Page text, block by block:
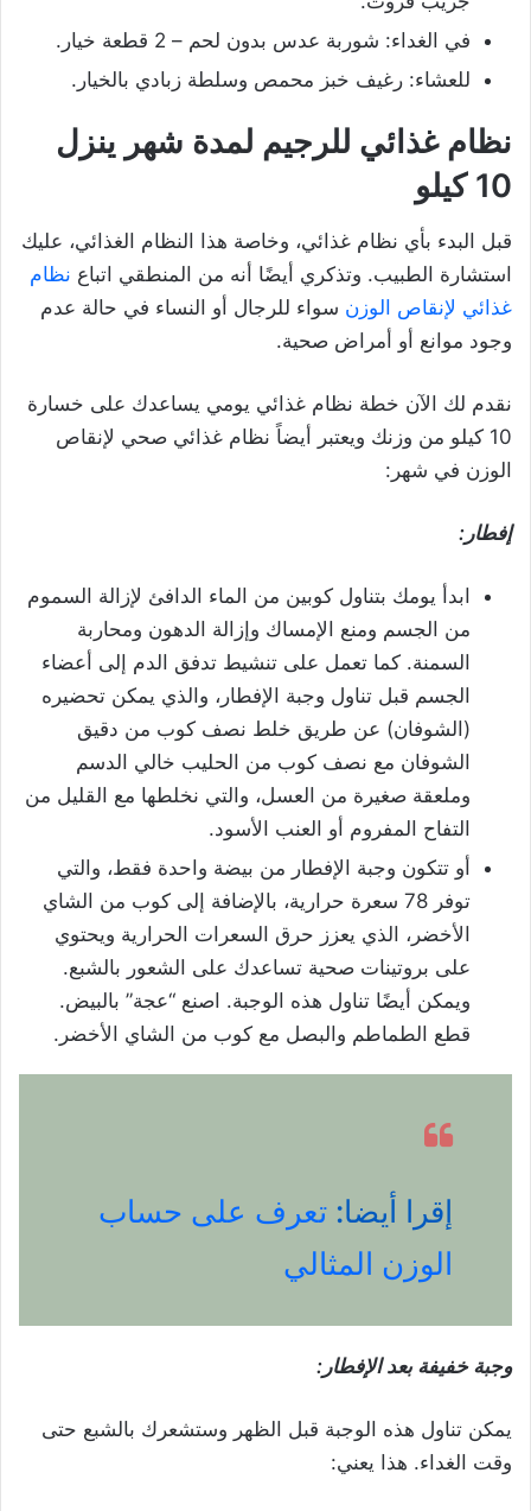
في الغداء: شوربة عدس بدون لحم – 2 قطعة خيار.
للعشاء: رغيف خبز محمص وسلطة زبادي بالخيار.
نظام غذائي للرجيم لمدة شهر ينزل
10 كيلو
قبل البدء بأي نظام غذائي، وخاصة هذا النظام الغذائي، عليك
استشارة الطبيب. وتذكري أيضًا أنه من المنطقي اتباع نظام
غذائي لإنقاص الوزن سواء للرجال أو النساء في حالة عدم
وجود موانع أو أمراض صحية.
نقدم لك الآن خطة نظام غذائي يومي يساعدك على خسارة
10 كيلو من وزنك ويعتبر أيضاً نظام غذائي صحي لإنقاص
الوزن في شهر:
إفطار:
ابدأ يومك بتناول كوبين من الماء الدافئ لإزالة السموم
من الجسم ومنع الإمساك وإزالة الدهون ومحاربة
السمنة. كما تعمل على تنشيط تدفق الدم إلى أعضاء
الجسم قبل تناول وجبة الإفطار، والذي يمكن تحضيره
(الشوفان) عن طريق خلط نصف كوب من دقيق
الشوفان مع نصف كوب من الحليب خالي الدسم
وملعقة صغيرة من العسل، والتي نخلطها مع القليل من
التفاح المفروم أو العنب الأسود.
أو تتكون وجبة الإفطار من بيضة واحدة فقط، والتي
توفر 78 سعرة حرارية، بالإضافة إلى كوب من الشاي
الأخضر، الذي يعزز حرق السعرات الحرارية ويحتوي
على بروتينات صحية تساعدك على الشعور بالشبع.
ويمكن أيضًا تناول هذه الوجبة. اصنع “عجة” بالبيض.
قطع الطماطم والبصل مع كوب من الشاي الأخضر.
إقرا أيضا: تعرف على حساب
الوزن المثالي
وجبة خفيفة بعد الإفطار:
يمكن تناول هذه الوجبة قبل الظهر وستشعرك بالشبع حتى
وقت الغداء. هذا يعني: